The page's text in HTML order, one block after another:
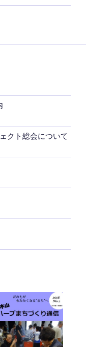
クト総会について